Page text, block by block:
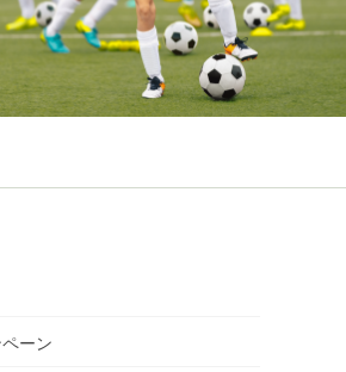
ーン